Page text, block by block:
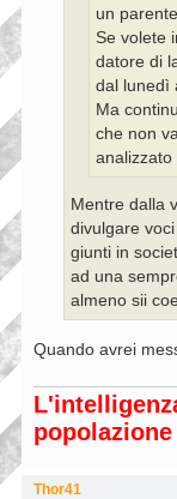
un parente.
Se volete
datore di
dal lunedì
Ma
che non
Mentre dalla
divulgare
giunti in
ad una
almeno sii
Quando avrei
Thor41